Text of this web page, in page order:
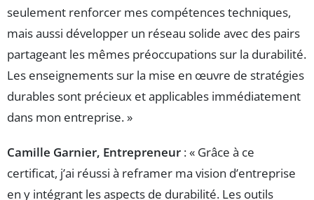
seulement renforcer mes compétences techniques,
mais aussi développer un réseau solide avec des pairs
partageant les mêmes préoccupations sur la durabilité.
Les enseignements sur la mise en œuvre de stratégies
durables sont précieux et applicables immédiatement
dans mon entreprise. »
Camille Garnier, Entrepreneur : « Grâce à ce
certificat, j’ai réussi à reframer ma vision d’entreprise
en y intégrant les aspects de durabilité. Les outils